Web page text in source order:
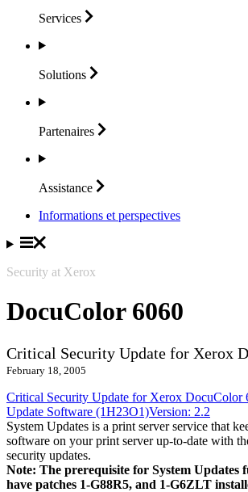
Services
Solutions
Partenaires
Assistance
Informations et perspectives
Security at Xerox
DocuColor 6060
Critical Security Update for Xerox
February 18, 2005
Critical Security Update for Xerox DocuColor
Update Software (1H23O1)Version: 2.2
System Updates is a print server service that
software on your print server up-to-date with
security updates.
Note: The prerequisite for System Updates
have patches 1-G88R5, and 1-G6ZLT